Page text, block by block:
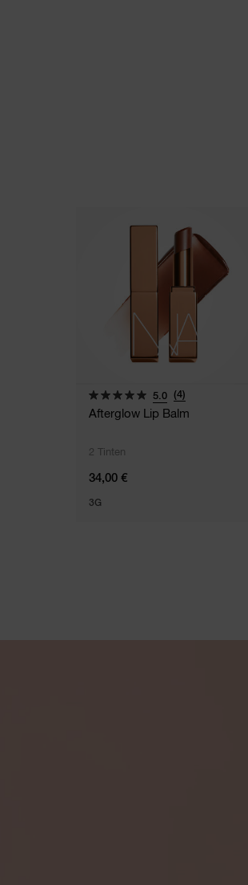
5.0 (4)
Afterglow Lip Balm
2 Tinten
34,00 €
3G